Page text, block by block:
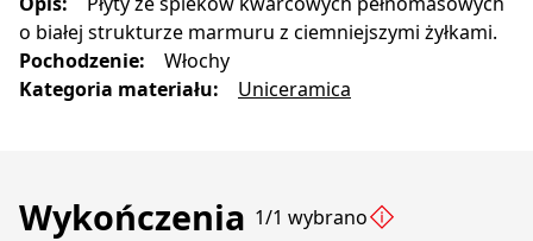
o białej strukturze marmuru z ciemniejszymi żyłkami.
Pochodzenie:
Włochy
Kategoria materiału: Uniceramica
Wykończenia 1/1 wybrano